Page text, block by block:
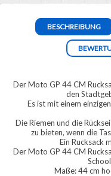
BESCHREIBUNG
Der Moto GP 44 CM
den
Es ist mit einem
Die Riemen und die
zu bieten, wenn die
Ein Rucksack
Der Moto GP 44 CM
Maße: 44 cm